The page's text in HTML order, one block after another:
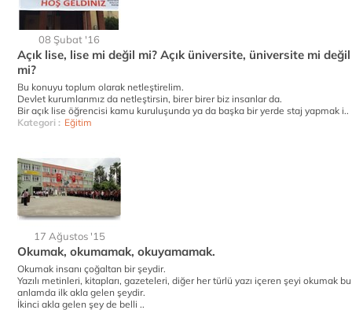
08 Şubat '16
Açık lise, lise mi değil mi? Açık üniversite, üniversite mi değil
mi?
Bu konuyu toplum olarak netleştirelim.
Devlet kurumlarımız da netleştirsin, birer birer biz insanlar da.
Bir açık lise öğrencisi kamu kuruluşunda ya da başka bir yerde staj yapmak i..
Kategori : Eğitim
17 Ağustos '15
Okumak, okumamak, okuyamamak.
Okumak insanı çoğaltan bir şeydir.
Yazılı metinleri, kitapları, gazeteleri, diğer her türlü yazı içeren şeyi okumak bu
anlamda ilk akla gelen şeydir.
İkinci akla gelen şey de belli ..